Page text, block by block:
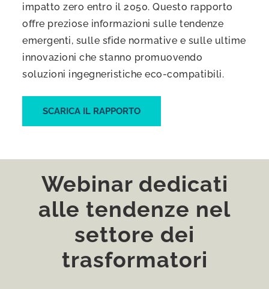
impatto zero entro il 2050. Questo rapporto
offre preziose informazioni sulle tendenze
emergenti, sulle sfide normative e sulle ultime
innovazioni che stanno promuovendo
soluzioni ingegneristiche eco-compatibili.
SCARICA IL RAPPORTO
Webinar dedicati
alle tendenze nel
settore dei
trasformatori